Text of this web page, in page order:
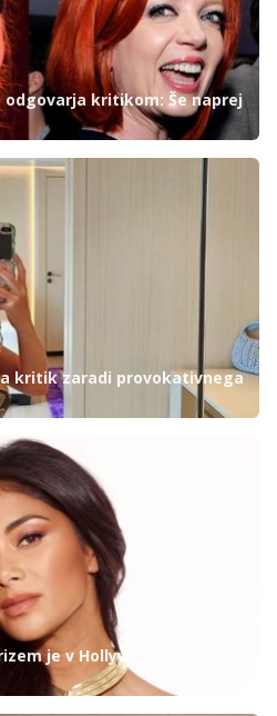
odgovarja kritikom: Še naprej
kritik zaradi provokativnega
je v Hollywoodu še vedno